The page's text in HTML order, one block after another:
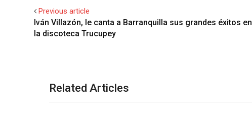
Previous article
Iván Villazón, le canta a Barranquilla sus grandes éxitos en
la discoteca Trucupey
Related Articles